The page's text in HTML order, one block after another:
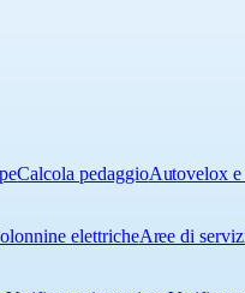
Calcola pedaggioAutovelox e
elettricheAree di